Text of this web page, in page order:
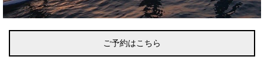
ご予約はこちら